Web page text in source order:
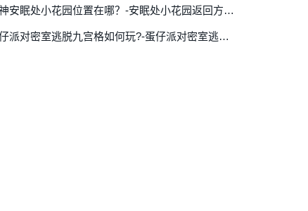
原神安眠处小花园位置在哪？-安眠处小花园返回方法详细介绍
蛋仔派对密室逃脱九宫格如何玩?-蛋仔派对密室逃脱九宫格玩法详细介绍